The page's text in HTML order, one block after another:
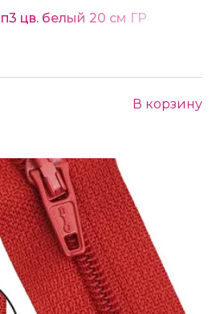
цв. белый 20 см ГР
В корзину